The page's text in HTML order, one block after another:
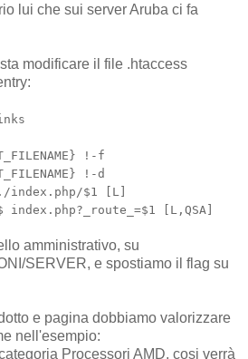
lui che sui server Aruba ci fa
modificare il file .htaccess
!-f
!-d
index.php/$1 [L]
[L,QSA]
amministrativo, su
SERVER, e spostiamo il flag su
e pagina dobbiamo valorizzare
nell'esempio:
Processori AMD, cosi verrà